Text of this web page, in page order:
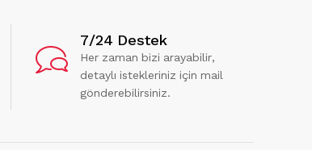
7/24 Destek
Her zaman bizi arayabilir,
detaylı istekleriniz için mail
gönderebilirsiniz.